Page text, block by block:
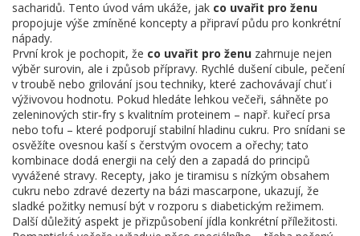
sacharidů. Tento úvod vám ukáže, jak co uvařit pro ženu
propojuje výše zmíněné koncepty a připraví půdu pro konkrétní
nápady.
První krok je pochopit, že co uvařit pro ženu zahrnuje nejen
výběr surovin, ale i způsob přípravy. Rychlé dušení cibule, pečení
v troubě nebo grilování jsou techniky, které zachovávají chuť i
výživovou hodnotu. Pokud hledáte lehkou večeři, sáhněte po
zeleninových stir‑fry s kvalitním proteinem – např. kuřecí prsa
nebo tofu – které podporují stabilní hladinu cukru. Pro snídani se
osvěžíte ovesnou kaší s čerstvým ovocem a ořechy; tato
kombinace dodá energii na celý den a zapadá do principů
vyvážené stravy. Recepty, jako je tiramisu s nízkým obsahem
cukru nebo zdravé dezerty na bázi mascarpone, ukazují, že
sladké požitky nemusí být v rozporu s diabetickým režimem.
Další důležitý aspekt je přizpůsobení jídla konkrétní příležitosti.